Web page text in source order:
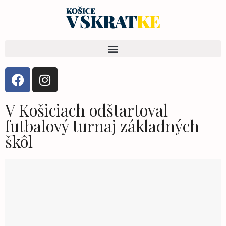
V Košiciach odštartoval
futbalový turnaj základných
škôl